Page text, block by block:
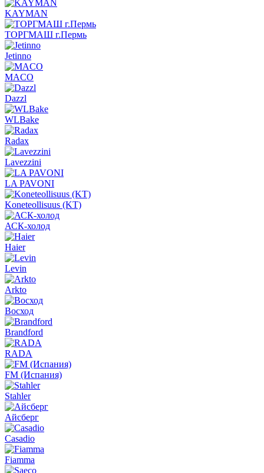
KAYMAN
ТОРГМАШ г.Пермь
Jetinno
MACO
Dazzl
WLBake
Radax
Lavezzini
LA PAVONI
Koneteollisuus (KT)
АСК-холод
Haier
Levin
Arkto
Восход
Brandford
RADA
FM (Испания)
Stahler
Айсберг
Casadio
Fiamma